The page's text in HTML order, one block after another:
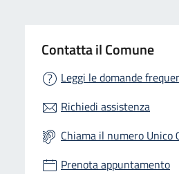
Contatta il Comune
Leggi le domande
Richiedi assistenza
Chiama il numero Unico
Prenota appuntamento